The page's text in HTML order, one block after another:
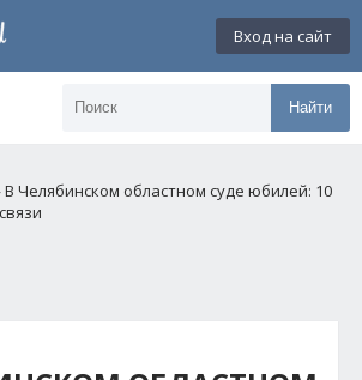
Вход на сайт
Найти
В Челябинском областном суде юбилей: 10